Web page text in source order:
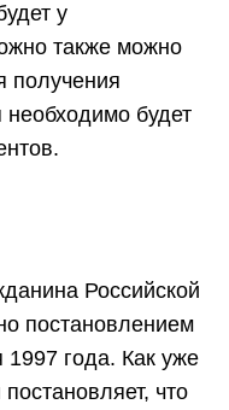
у
также можно
получения
будет
Российской
постановлением
года. Как уже
что